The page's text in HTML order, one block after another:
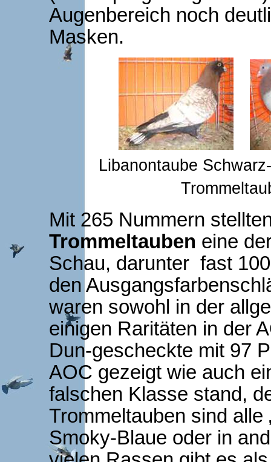
Augenbereich noch
Masken.
Libanontaube
Mit 265 Nummern
Trommeltauben eine
Schau, darunter fast
den
waren sowohl in der
einigen Raritäten in der
Dun-gescheckte mit 97
AOC gezeigt wie auch
falschen Klasse stand,
Trommeltauben sind alle
Smoky-Blaue oder in